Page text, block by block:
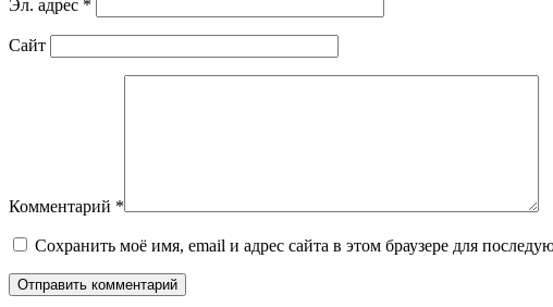
Эл. адрес *
Сайт
Комментарий *
Сохранить моё имя, email и адрес сайта в этом браузере для